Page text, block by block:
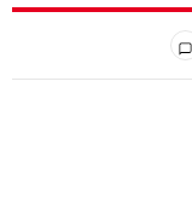
Todos los